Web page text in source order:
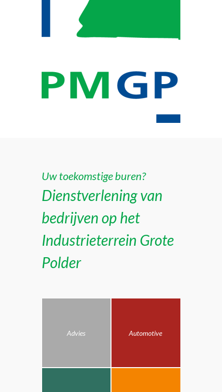
Uw toekomstige buren?
Dienstverlening van
bedrijven op het
Industrieterrein Grote
Polder
Advies Automotive